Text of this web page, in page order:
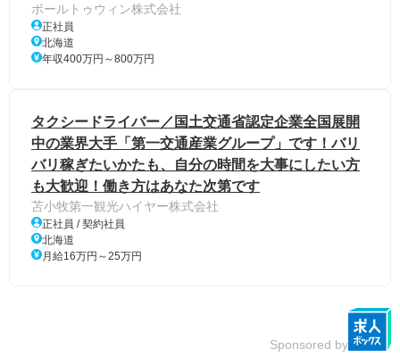
ポールトゥウィン株式会社
正社員
北海道
年収400万円～800万円
タクシードライバー／国土交通省認定企業全国展開
中の業界大手「第一交通産業グループ」です！バリ
バリ稼ぎたいかたも、自分の時間を大事にしたい方
も大歓迎！働き方はあなた次第です
苫小牧第一観光ハイヤー株式会社
正社員 / 契約社員
北海道
月給16万円～25万円
Sponsored by